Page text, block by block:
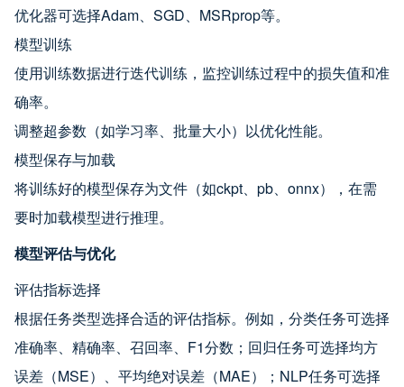
优化器可选择Adam、SGD、MSRprop等。
模型训练
使用训练数据进行迭代训练，监控训练过程中的损失值和准
确率。
调整超参数（如学习率、批量大小）以优化性能。
模型保存与加载
将训练好的模型保存为文件（如ckpt、pb、onnx），在需
要时加载模型进行推理。
模型评估与优化
评估指标选择
根据任务类型选择合适的评估指标。例如，分类任务可选择
准确率、精确率、召回率、F1分数；回归任务可选择均方
误差（MSE）、平均绝对误差（MAE）；NLP任务可选择